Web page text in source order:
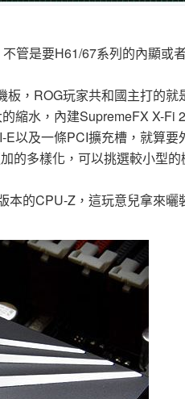
管是要H61/67系列的內顯或
，ROG玩家共和國主打的就
縮水，內建SupremeFX X-Fi
以及一條PCI擴充槽，就算
的多樣化，可以挑選較小型的
本的CPU-Z，這玩意兒拿來曬